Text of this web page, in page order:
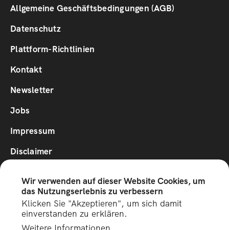
Footer
1
Allgemeine Geschäftsbedingungen (AGB)
Datenschutz
Plattform-Richtlinien
Footer
2
Kontakt
Newsletter
Jobs
Impressum
Disclaimer
Social
Media
Unterstützt vom Innovationsfond für Tourimus des
Wir verwenden auf dieser Website Cookies, um
das Nutzungserlebnis zu verbessern
Klicken Sie "Akzeptieren", um sich damit
einverstanden zu erklären.